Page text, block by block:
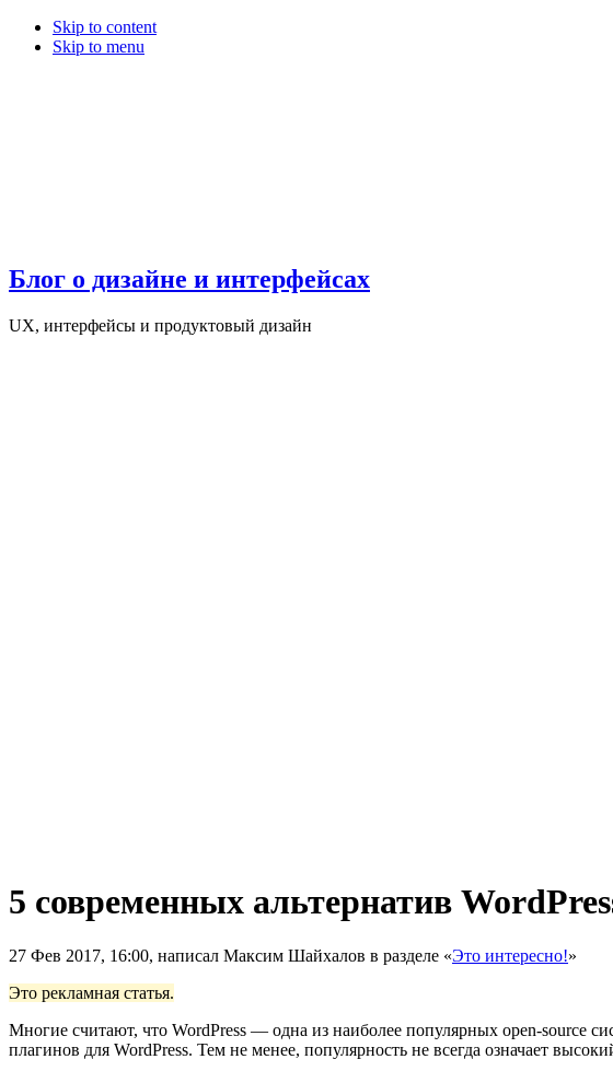
Skip to content
Skip to menu
Блог о дизайне и интерфейсах
UX, интерфейсы и продуктовый дизайн
5 современных альтернатив
27 Фев 2017, 16:00, написал Максим Шайхалов в разделе «Это интересно!»
Это рекламная статья.
Многие считают, что WordPress — одна из наиболее популярных open-source
плагинов для WordPress. Тем не менее, популярность не всегда означает